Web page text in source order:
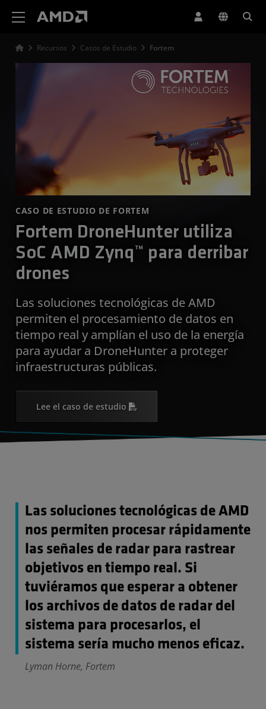
Recursos Casos de Estudio Fortem
CASO DE ESTUDIO DE FORTEM
Fortem DroneHunter utiliza
SoC AMD Zynq™ para derribar
drones
Las soluciones tecnológicas de AMD
permiten el procesamiento de datos en
tiempo real y amplían el uso de la energía
para ayudar a DroneHunter a proteger
infraestructuras públicas.
Lee el caso de estudio
Las soluciones tecnológicas de AMD
nos permiten procesar rápidamente
las señales de radar para rastrear
objetivos en tiempo real. Si
tuviéramos que esperar a obtener
los archivos de datos de radar del
sistema para procesarlos, el
sistema sería mucho menos eficaz.
Lyman Horne, Fortem